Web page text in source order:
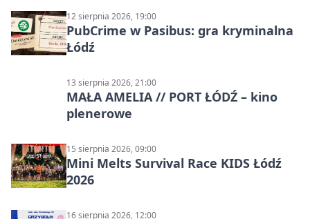
12 sierpnia 2026, 19:00
PubCrime w Pasibus: gra kryminalna
Łódź
13 sierpnia 2026, 21:00
MAŁA AMELIA // PORT ŁÓDŹ – kino
plenerowe
15 sierpnia 2026, 09:00
Mini Melts Survival Race KIDS Łódź
2026
16 sierpnia 2026, 12:00